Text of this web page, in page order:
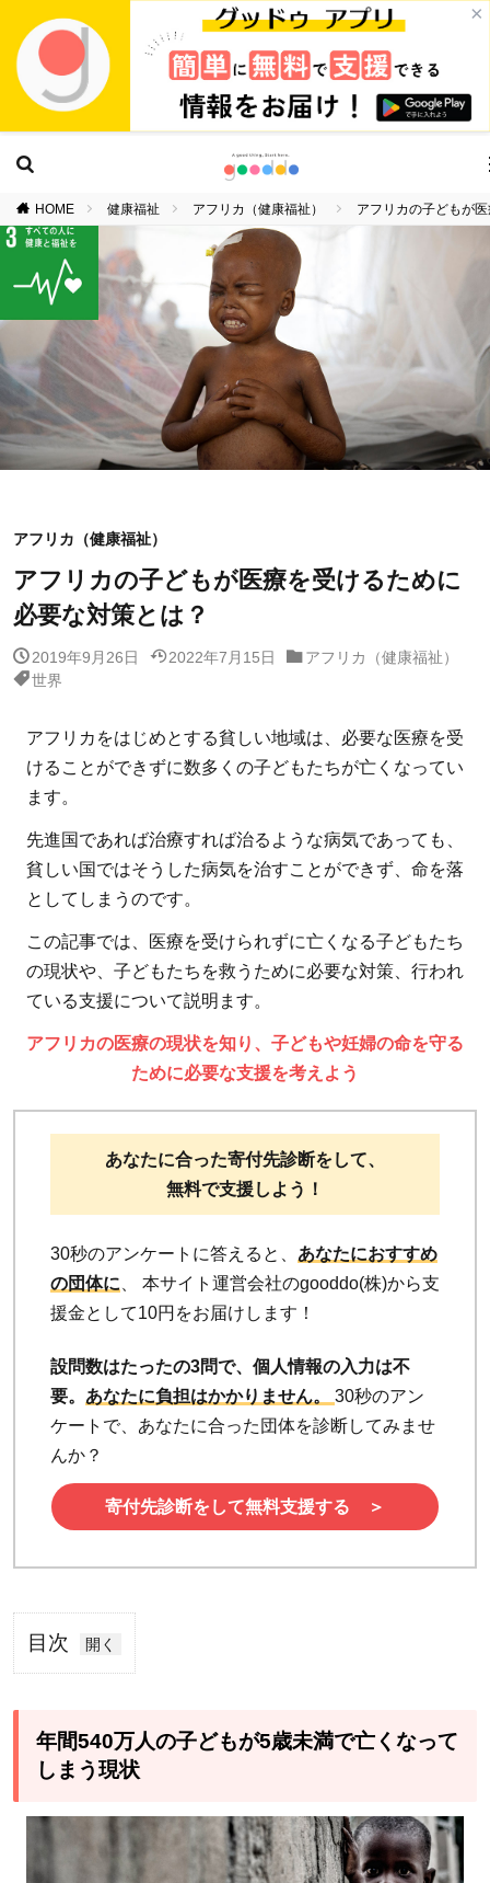
×
HOME 健康福祉 アフリカ（健康福祉） アフリカの子どもが
アフリカ（健康福祉）
アフリカの子どもが医療を受けるために
必要な対策とは？
2019年9月26日 2022年7月15日
アフリカ（健康福祉）
世界
アフリカをはじめとする貧しい地域は、必要な医療を受
けることができずに数多くの子どもたちが亡くなってい
ます。
先進国であれば治療すれば治るような病気であっても、
貧しい国ではそうした病気を治すことができず、命を落
としてしまうのです。
この記事では、医療を受けられずに亡くなる子どもたち
の現状や、子どもたちを救うために必要な対策、行われ
ている支援について説明ます。
アフリカの医療の現状を知り、子どもや妊婦の命を守る
ために必要な支援を考えよう
あなたに合った寄付先診断をして、
無料で支援しよう！
30秒のアンケートに答えると、 あなたにおすすめ
の団体に 、 本サイト運営会社のgooddo(株)から支
援金として10円をお届けします！
設問数はたったの3問で、個人情報の入力は不
要。 あなたに負担はかかりません。 30秒のアン
ケートで、あなたに合った団体を診断してみませ
んか？
寄付先診断をして無料支援する ＞
目次
1
間
540
人
子
年間540万人の子どもが5歳未満で亡くなって
しまう現状